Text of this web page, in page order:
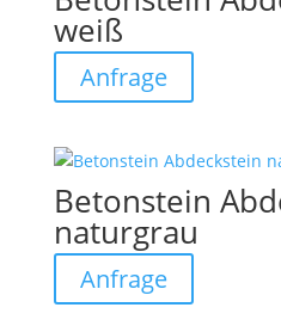
weiß
Anfrage
Betonstein
naturgrau
Anfrage